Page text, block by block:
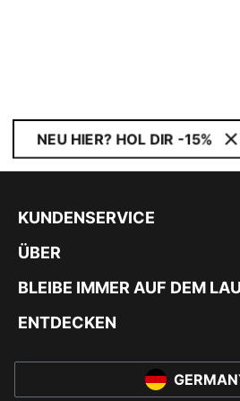
NEU HIER? HOL DIR -15%
KUNDENSERVICE
ÜBER
BLEIBE IMMER AUF DEM
ENTDECKEN